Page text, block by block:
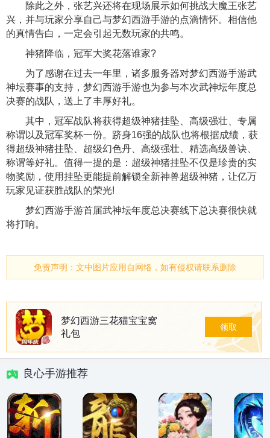
除此之外，张艺兴还将在现场展示如何挑战大魔王张艺
兴，并与玩家分享自己与梦幻西游手游的点滴情怀。相信他
的真情告白，一定会引起无数玩家的共鸣。
神猪降临，冠军大奖花落谁家?
为了感谢在过去一年里，诸多服务器对梦幻西游手游武
神坛赛事的支持，梦幻西游手游也为参与本次武神坛年度总
决赛的战队，送上了丰厚好礼。
其中，冠军战队将获得超级神猪挂坠、高级强壮、专属
称谓以及冠军奖杯一份。跻身16强的战队也将根据成绩，获
得超级神猪挂坠、超级幻色丹、高级强壮、精选高级兽诀、
称谓等好礼。值得一提的是：超级神猪挂坠不仅是珍贵的实
物奖励，使用挂坠更能提前解锁全新神兽超级神猪，让亿万
玩家见证获胜战队的荣光!
梦幻西游手游首届武神坛年度总决赛线下总决赛很快就
将打响。
免责声明：文中图片应用自网络，如有侵权请联系删除
梦幻西游三花猫宝宝窝
礼包
领取
良心手游推荐